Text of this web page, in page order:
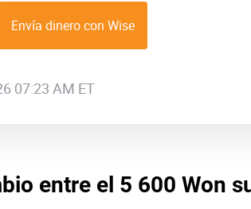
Envía dinero con Wise
07:23 AM ET
entre el 5 600 Won